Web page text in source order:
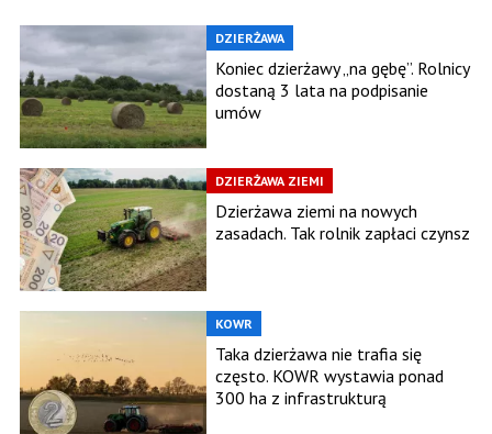
DZIERŻAWA
Koniec dzierżawy „na gębę”. Rolnicy
dostaną 3 lata na podpisanie
umów
DZIERŻAWA ZIEMI
Dzierżawa ziemi na nowych
zasadach. Tak rolnik zapłaci czynsz
KOWR
Taka dzierżawa nie trafia się
często. KOWR wystawia ponad
300 ha z infrastrukturą